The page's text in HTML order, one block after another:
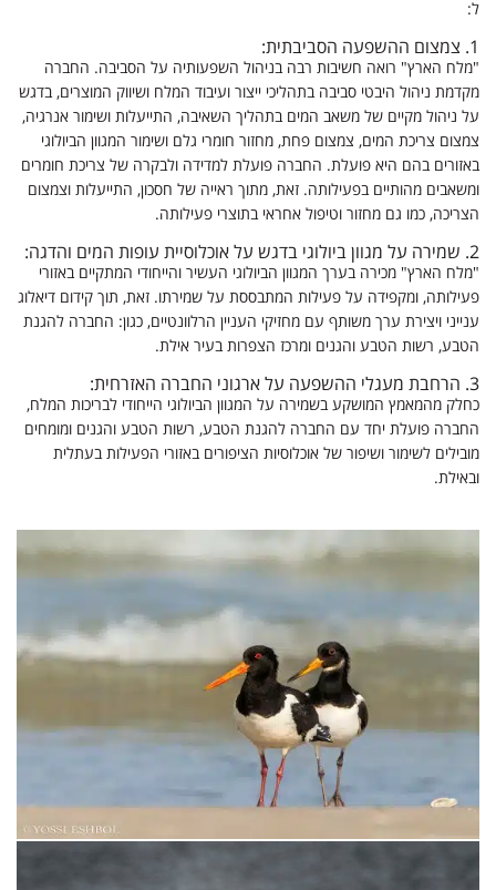
ל:
1. צמצום ההשפעה הסביבתית:
"מלח הארץ" רואה חשיבות רבה בניהול השפעותיה על הסביבה. החברה
מקדמת ניהול היבטי סביבה בתהליכי ייצור ועיבוד המלח ושיווק המוצרים, בדגש
על ניהול מקיים של משאב המים בתהליך השאיבה, התייעלות ושימור אנרגיה,
צמצום צריכת המים, צמצום פחת, מחזור חומרי גלם ושימור המגוון הביולוגי
באזורים בהם היא פועלת. החברה פועלת למדידה ולבקרה של צריכת חומרים
ומשאבים מהותיים בפעילותה. זאת, מתוך ראייה של חסכון, התייעלות וצמצום
הצריכה, כמו גם מחזור וטיפול אחראי בתוצרי פעילותה.
2. שמירה על מגוון ביולוגי בדגש על אוכלוסיית עופות המים והדגה:
"מלח הארץ" מכירה בערך המגוון הביולוגי העשיר והייחודי המתקיים באזורי
פעילותה, ומקפידה על פעילות המתבססת על שמירתו. זאת, תוך קידום דיאלוג
ענייני ויצירת ערך משותף עם מחזיקי העניין הרלוונטיים, כגון: החברה להגנת
הטבע, רשות הטבע והגנים ומרכז הצפרות בעיר אילת.
3. הרחבת מעגלי ההשפעה על ארגוני החברה האזרחית:
כחלק מהמאמץ המושקע בשמירה על המגוון הביולוגי הייחודי לבריכות המלח,
החברה פועלת יחד עם החברה להגנת הטבע, רשות הטבע והגנים ומומחים
מובילים לשימור ושיפור של אוכלוסיות הציפורים באזורי הפעילות בעתלית
ובאילת.